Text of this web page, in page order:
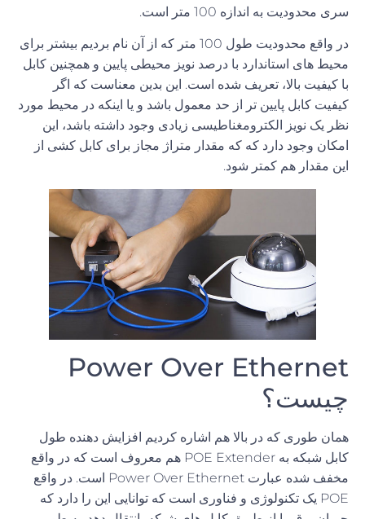
سری محدودیت به اندازه 100 متر است.
در واقع محدودیت طول100
متر که از آن نام بردیم بیشتر برای
محیط های استاندارد با درصد نویز محیطی پایین و همچنین کابل
با کیفیت بالا، تعریف شده است. این بدین معناست که اگر
کیفیت کابل پایین تر از حد معمول باشد و یا اینکه در محیط مورد
نظر یک نویز
الکترومغناطیسی زیادی وجود داشته باشد، این
امکان وجود دارد که که مقدار متراژ مجاز برای کابل کشی از
این مقدار هم کمتر شود.
Power Over Ethernet
چیست؟
همان طوری که در بالا هم اشاره کردیم افزایش دهنده طول
کابل شبکه به POE Extender هم معروف است که در واقع
مخفف شده عبارت Power Over Ethernet است. در واقع
POE یک تکنولوژی و فناوری است که توانایی این را دارد که